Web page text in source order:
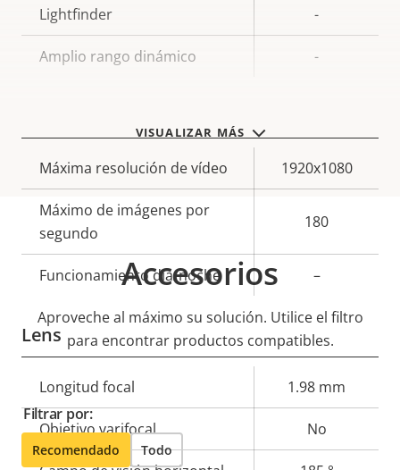
VISUALIZAR MÁS
Lightfinder -
Amplio rango dinámico -
Descripción
de
propiedad
Valor de
la
propiedad
Máxima resolución de vídeo 1920x1080
Máximo de imágenes por
segundo
180
Funcionamiento día/noche –
Lens
Descripción
de
propiedad
la
propiedad
Longitud focal 1.98 mm
Objetivo varifocal No
Accesorios
Aproveche al máximo su solución. Utilice el filtro
para encontrar productos compatibles.
Filtrar por:
Recomendado Todo